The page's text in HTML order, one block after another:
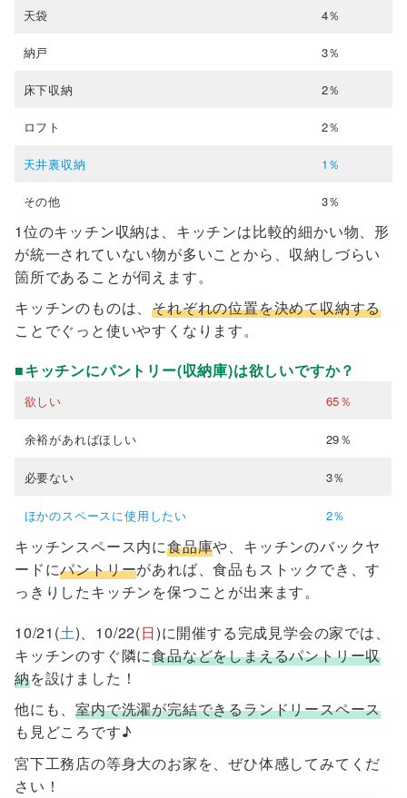
天袋 4％
納戸 3％
床下収納 2％
ロフト 2％
天井裏収納 1％
その他 3％
1位のキッチン収納は、キッチンは比較的細かい物、形
が統一されていない物が多いことから、収納しづらい
箇所であることが伺えます。
キッチンのものは、それぞれの位置を決めて収納する
ことでぐっと使いやすくなります。
■キッチンにパントリー(収納庫)は欲しいですか？
欲しい 65％
余裕があればほしい 29％
必要ない 3％
ほかのスペースに使用したい 2％
キッチンスペース内に食品庫や、キッチンのバックヤ
ードにパントリーがあれば、食品もストックでき、す
っきりしたキッチンを保つことが出来ます。
10/21(土)、10/22(日)に開催する完成見学会の家では、
キッチンのすぐ隣に食品などをしまえるパントリー収
納を設けました！
他にも、室内で洗濯が完結できるランドリースペース
も見どころです♪
宮下工務店の等身大のお家を、ぜひ体感してみてくだ
さい！